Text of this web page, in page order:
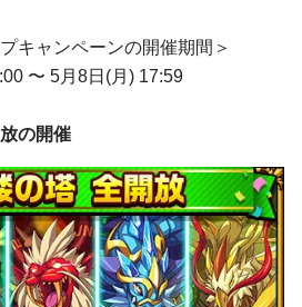
キャンペーンの開催期間＞
〜 5月8日(月) 17:59
の開催